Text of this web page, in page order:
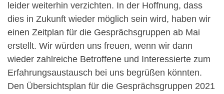
leider weiterhin verzichten. In der Hoffnung, dass
dies in Zukunft wieder möglich sein wird, haben wir
einen Zeitplan für die Gesprächsgruppen ab Mai
erstellt. Wir würden uns freuen, wenn wir dann
wieder zahlreiche Betroffene und Interessierte zum
Erfahrungsaustausch bei uns begrüßen könnten.
Den Übersichtsplan für die Gesprächsgruppen 2021